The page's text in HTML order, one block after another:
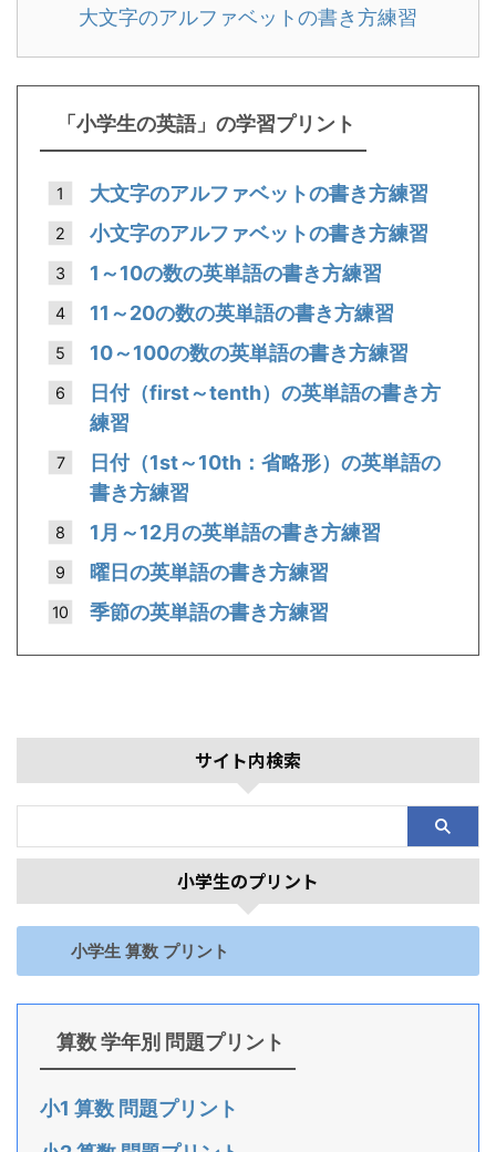
大文字のアルファベットの書き方練習
「小学生の英語」の学習プリント
大文字のアルファベットの書き方練習
小文字のアルファベットの書き方練習
1～10の数の英単語の書き方練習
11～20の数の英単語の書き方練習
10～100の数の英単語の書き方練習
日付（first～tenth）の英単語の書き方
練習
日付（1st～10th：省略形）の英単語の
書き方練習
1月～12月の英単語の書き方練習
曜日の英単語の書き方練習
季節の英単語の書き方練習
サイト内検索
小学生のプリント
小学生 算数 プリント
算数 学年別 問題プリント
小1 算数 問題プリント